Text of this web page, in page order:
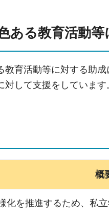
ある教育活動
育活動等に対する助
して支援をしています
概
化を推進するため、私